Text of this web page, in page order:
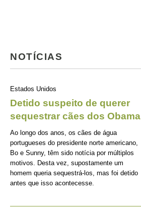
NOTÍCIAS
Estados Unidos
Detido suspeito de querer
sequestrar cães dos Obama
Ao longo dos anos, os cães de água
portugueses do presidente norte americano,
Bo e Sunny, têm sido notícia por múltiplos
motivos. Desta vez, supostamente um
homem queria sequestrá-los, mas foi detido
antes que isso acontecesse.